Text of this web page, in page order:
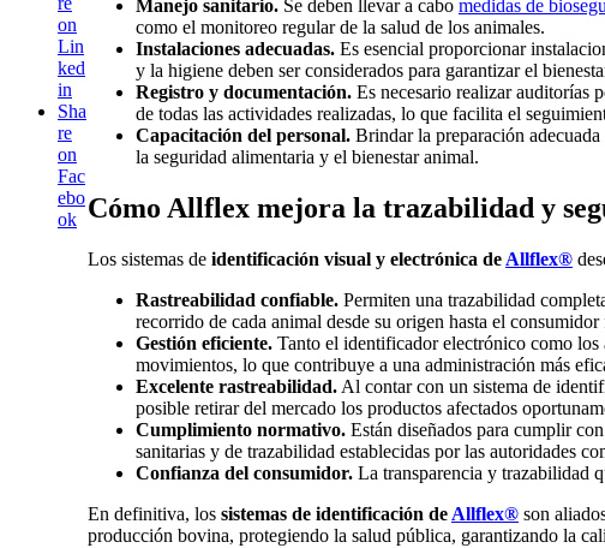
on
Lin
ked
in
Sha
re
on
Fac
ebo
ok
Manejo sanitario. Se deben llevar a cabo medidas de
como el monitoreo regular de la salud de los animales.
Instalaciones adecuadas. Es esencial proporcionar
y la higiene deben ser considerados para garantizar el
Registro y documentación. Es necesario realizar auditorías
de todas las actividades realizadas, lo que facilita el
Capacitación del personal. Brindar la preparación
la seguridad alimentaria y el bienestar animal.
Cómo Allflex mejora la trazabilidad y
Los sistemas de identificación visual y electrónica de Allflex®
Rastreabilidad confiable. Permiten una trazabilidad
recorrido de cada animal desde su origen hasta el consumidor
Gestión eficiente. Tanto el identificador electrónico como
movimientos, lo que contribuye a una administración más
Excelente rastreabilidad. Al contar con un sistema de
posible retirar del mercado los productos afectados
Cumplimiento normativo. Están diseñados para cumplir
sanitarias y de trazabilidad establecidas por las autoridades
Confianza del consumidor. La transparencia y trazabilidad
En definitiva, los sistemas de identificación de Allflex® son
producción bovina, protegiendo la salud pública, garantizando la